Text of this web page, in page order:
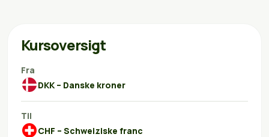
Kursoversigt
Fra
DKK – Danske kroner
Til
CHF – Schweiziske franc